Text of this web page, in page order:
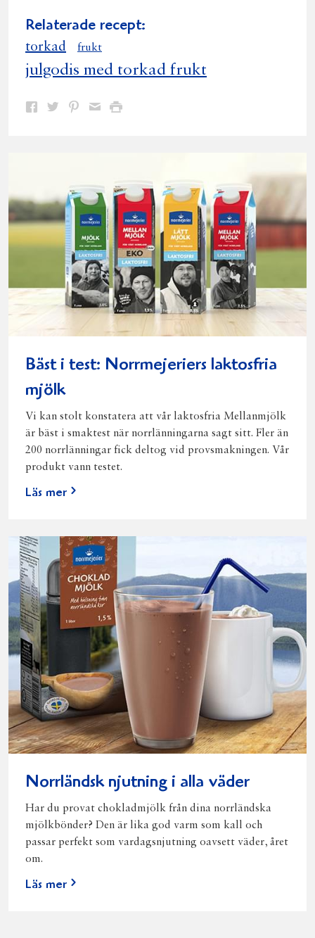
Relaterade recept:
torkad frukt
julgodis med torkad frukt
Dela Dela Dela DelaSkriv
Bäst i test: Norrmejeriers laktosfria
mjölk
Vi kan stolt konstatera att vår laktosfria Mellanmjölk
är bäst i smaktest när norrlänningarna sagt sitt. Fler än
200 norrlänningar fick deltog vid provsmakningen. Vår
produkt vann testet.
Läs mer
Norrländsk njutning i alla väder
Har du provat chokladmjölk från dina norrländska
mjölkbönder? Den är lika god varm som kall och
passar perfekt som vardagsnjutning oavsett väder, året
om.
Läs mer